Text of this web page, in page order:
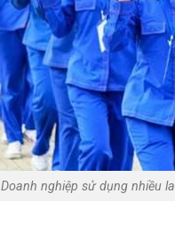
Doanh nghiệp sử dụng nhiều